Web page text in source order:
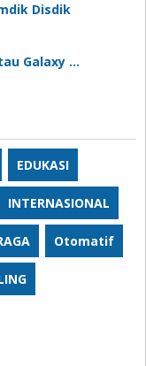
Disdik
Galaxy …
EDUKASI
INTERNASIONAL
Otomatif